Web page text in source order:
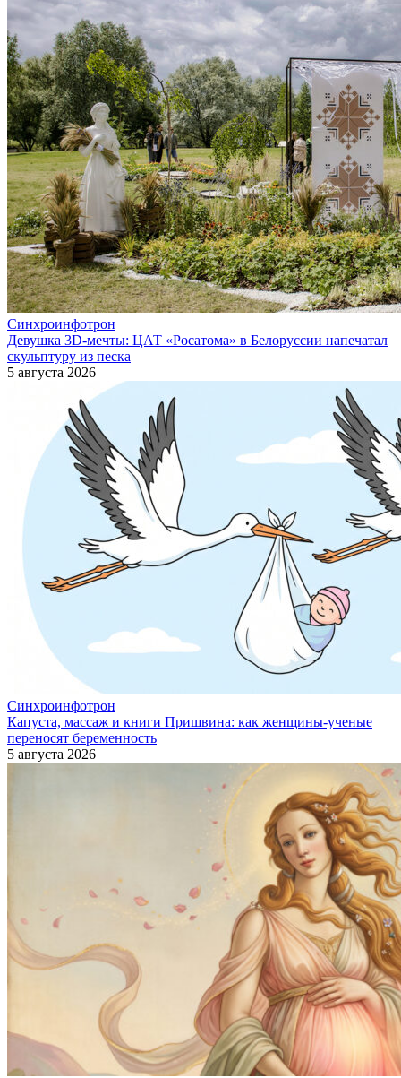
Синхроинфотрон
Девушка 3D-мечты: ЦАТ «Росатома» в Белоруссии напечатал
скульптуру из песка
5 августа 2026
Синхроинфотрон
Капуста, массаж и книги Пришвина: как женщины-ученые
переносят беременность
5 августа 2026